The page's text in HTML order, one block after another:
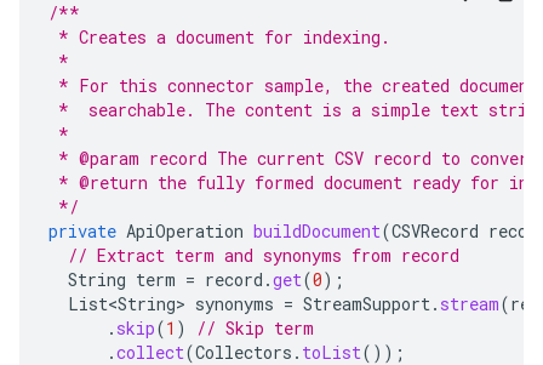
/**
* Creates a document for indexing.
*
* For this connector sample, the created
*  searchable. The content is a simple text
*
* @param record The current CSV record to convert
* @return the fully formed document ready for
*/
private ApiOperation buildDocument(CSVRecord
// Extract term and synonyms from record
String term = record .get(0);
List<String> synonyms = StreamSupport. stream(
. skip(1 )
// Skip term
.collect(Collectors . toList());